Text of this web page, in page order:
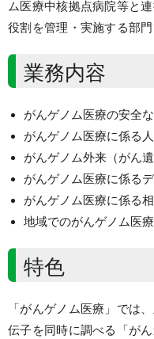
ム医療中核拠点病院等と
役割を管理・実施する部門
業務内容
がんゲノム医療の安全
がんゲノム医療に係る
がんゲノム外来（がん
がんゲノム医療に係る
がんゲノム医療に係る
地域でのがんゲノム医
特色
「がんゲノム医療」では
伝子を同時に調べる「が